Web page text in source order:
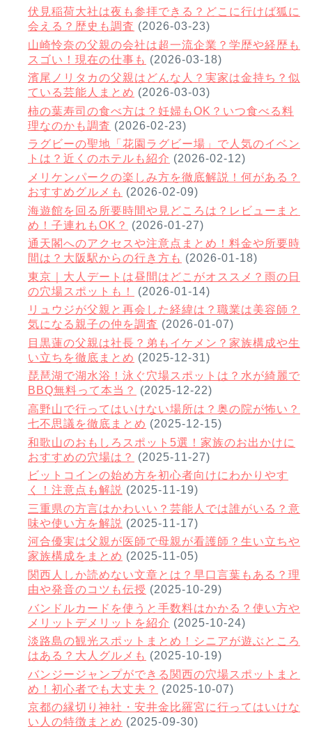
伏見稲荷大社は夜も参拝できる？どこに行けば狐に
会える？歴史も調査 (2026-03-23)
山崎怜奈の父親の会社は超一流企業？学歴や経歴も
スゴい！現在の仕事も (2026-03-18)
濱尾ノリタカの父親はどんな人？実家は金持ち？似
ている芸能人まとめ (2026-03-03)
柿の葉寿司の食べ方は？妊婦もOK？いつ食べる料
理なのかも調査 (2026-02-23)
ラグビーの聖地「花園ラグビー場」で人気のイベン
トは？近くのホテルも紹介 (2026-02-12)
メリケンパークの楽しみ方を徹底解説！何がある？
おすすめグルメも (2026-02-09)
海遊館を回る所要時間や見どころは？レビューまと
め！子連れもOK？
(2026-01-27)
通天閣へのアクセスや注意点まとめ！料金や所要時
間は？大阪駅からの行き方も (2026-01-18)
東京｜大人デートは昼間はどこがオススメ？雨の日
の穴場スポットも！
(2026-01-14)
リュウジが父親と再会した経緯は？職業は美容師？
気になる親子の仲を調査 (2026-01-07)
目黒蓮の父親は社長？弟もイケメン？家族構成や生
い立ちを徹底まとめ (2025-12-31)
琵琶湖で湖水浴！泳ぐ穴場スポットは？水が綺麗で
BBQ無料って本当？
(2025-12-22)
高野山で行ってはいけない場所は？奥の院が怖い？
七不思議を徹底まとめ (2025-12-15)
和歌山のおもしろスポット5選！家族のお出かけに
おすすめの穴場は？
(2025-11-27)
ビットコインの始め方を初心者向けにわかりやす
く！注意点も解説 (2025-11-19)
三重県の方言はかわいい？芸能人では誰がいる？意
味や使い方を解説 (2025-11-17)
河合優実は父親が医師で母親が看護師？生い立ちや
家族構成をまとめ (2025-11-05)
関西人しか読めない文章とは？早口言葉もある？理
由や発音のコツも伝授 (2025-10-29)
バンドルカードを使うと手数料はかかる？使い方や
メリットデメリットを紹介 (2025-10-24)
淡路島の観光スポットまとめ！シニアが遊ぶところ
はある？大人グルメも (2025-10-19)
バンジージャンプができる関西の穴場スポットまと
め！初心者でも大丈夫？
(2025-10-07)
京都の縁切り神社・安井金比羅宮に行ってはいけな
い人の特徴まとめ (2025-09-30)